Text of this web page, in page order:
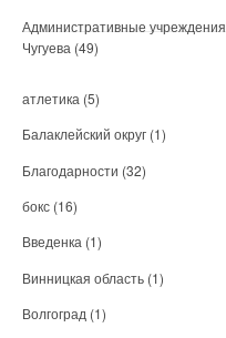
Административные учреждения
Чугуева (49)
атлетика (5)
Балаклейский округ (1)
Благодарности (32)
бокс (16)
Введенка (1)
Винницкая область (1)
Волгоград (1)